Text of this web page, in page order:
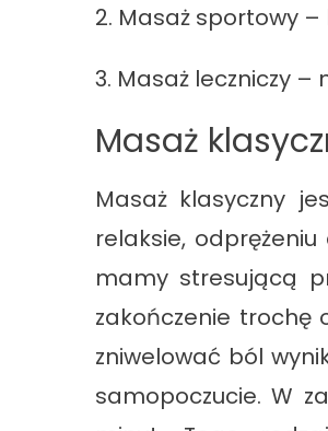
2. Masaż sportowy
3. Masaż leczniczy –
Masaż
Masaż klasyczny
relaksie,
mamy stresującą
zakończenie trochę
zniwelować ból
samopoczucie. W